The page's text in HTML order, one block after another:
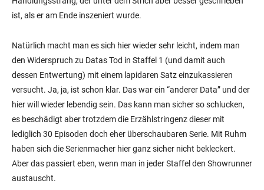
ist, als er am Ende inszeniert wurde.
Natürlich macht man es sich hier wieder sehr leicht, indem man
den Widerspruch zu Datas Tod in Staffel 1 (und damit auch
dessen Entwertung) mit einem lapidaren Satz einzukassieren
versucht. Ja, ja, ist schon klar. Das war ein “anderer Data” und der
hier will wieder lebendig sein. Das kann man sicher so schlucken,
es beschädigt aber trotzdem die Erzählstringenz dieser mit
lediglich 30 Episoden doch eher überschaubaren Serie. Mit Ruhm
haben sich die Serienmacher hier ganz sicher nicht bekleckert.
Aber das passiert eben, wenn man in jeder Staffel den Showrunner
austauscht.